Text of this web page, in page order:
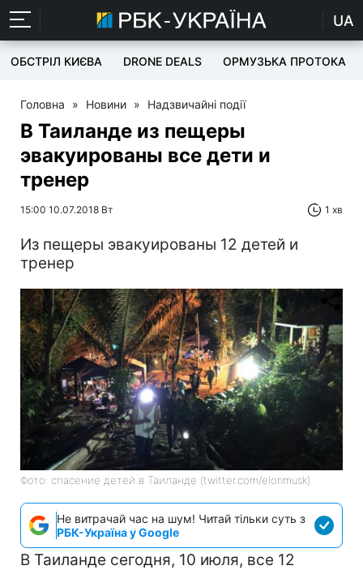
UA
ОБСТРІЛ КИЄВА DRONE DEALS ОРМУЗЬКА ПРОТОКА
Головна » Новини » Надзвичайні події
В Таиланде из пещеры
эвакуированы все дети и
тренер
15:00 10.07.2018 Вт 1 хв
Из пещеры эвакуированы 12 детей и
тренер
Фото: спасение детей в Таиланде (twitter.com/elonmusk)
Не витрачай час на шум! Читай тільки суть з
РБК-Україна у Google
В Таиланде сегодня, 10 июля, все 12